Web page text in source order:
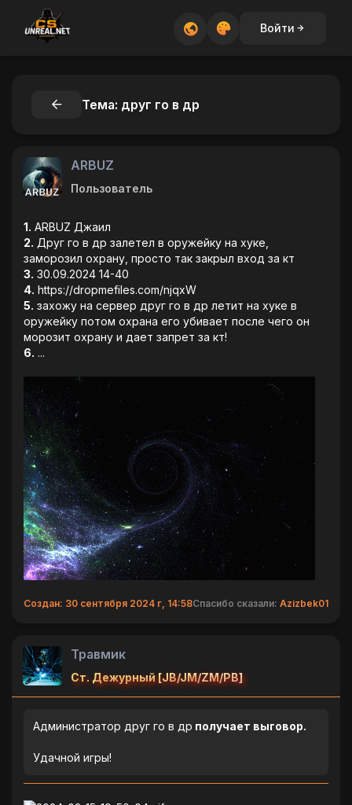
Войти
Тема: друг го в др
ARBUZ
Пользователь
1. ARBUZ Джаил
2. Друг го в др залетел в оружейку на хуке,
заморозил охрану, просто так закрыл вход за кт
3. 30.09.2024 14-40
4. https://dropmefiles.com/njqxW
5. захожу на сервер друг го в др летит на хуке в
оружейку потом охрана его убивает после чего он
морозит охрану и дает запрет за кт!
6. ...
Создан: 30 сентября 2024 г, 14:58Спасибо сказали: Azizbek01
Травмик
Ст. Дежурный [JB/JM/ZM/PB]
Администратор друг го в др получает выговор.
Удачной игры!